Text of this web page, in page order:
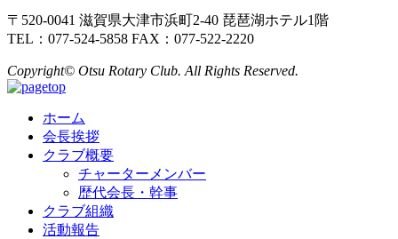
〒520-0041 滋賀県大津市浜町2-40 琵琶湖ホテル1階
TEL：077-524-5858 FAX：077-522-2220
Copyright© Otsu Rotary Club. All Rights Reserved.
ホーム
会長挨拶
クラブ概要
チャーターメンバー
歴代会長・幹事
クラブ組織
活動報告